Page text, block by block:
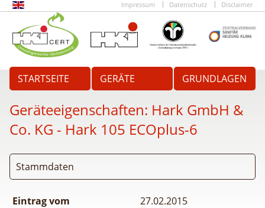
Impressum Datenschutz Disclaimer
STARTSEITE GERÄTE GRUNDLAGEN
Geräteeigenschaften: Hark GmbH &
Co. KG - Hark 105 ECOplus-6
Stammdaten
Eintrag vom
27.02.2015